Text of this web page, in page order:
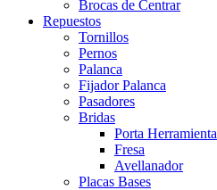
Brocas de Centrar
Repuestos
Tornillos
Pernos
Palanca
Fijador Palanca
Pasadores
Bridas
Porta Herramienta
Fresa
Avellanador
Placas Bases